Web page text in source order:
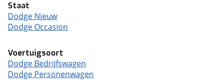
Staat
Dodge Nieuw
Dodge Occasion
Voertuigsoort
Dodge Bedrijfswagen
Dodge Personenwagen